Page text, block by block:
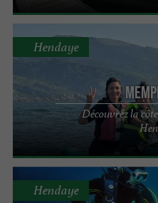
Vous êtes plutôt surf ?
experts
Basqueet vivez une
découvertessur les
ravis de vous
toutesécuritéet
Découvrez la
Hendaye
Hendaye